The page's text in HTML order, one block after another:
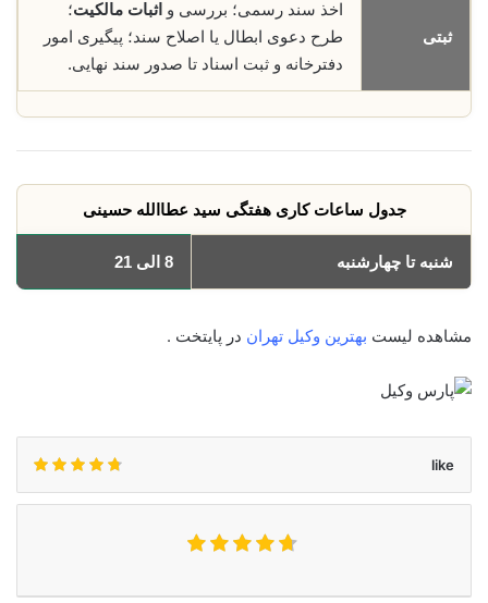
ثبتی
اخذ سند رسمی؛ بررسی و اثبات مالکیت؛
طرح دعوی ابطال یا اصلاح سند؛ پیگیری امور
دفترخانه و ثبت اسناد تا صدور سند نهایی.
جدول ساعات کاری هفتگی سید عطاالله حسینی
شنبه تا چهارشنبه 8 الی 21
مشاهده لیست بهترین وکیل تهران در پایتخت .
like